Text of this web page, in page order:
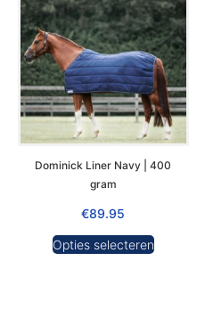
Dominick Liner Navy | 400
gram
€89.95
Opties selecteren